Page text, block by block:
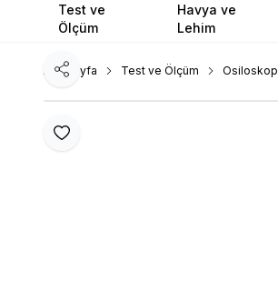
Test ve
Ölçüm
Havya ve
Lehim
Ana Sayfa Test ve Ölçüm Osiloskop
Favoriye Ekle
Paylaş